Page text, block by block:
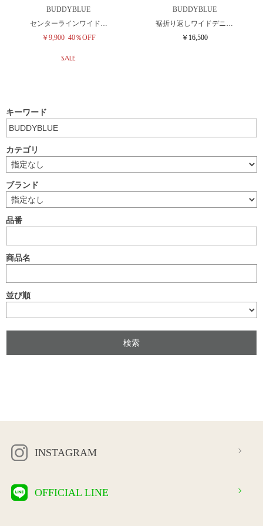
BUDDYBLUE
センターラインワイド…
￥9,900 40％OFF
SALE
BUDDYBLUE
裾折り返しワイドデニ…
￥16,500
キーワード
カテゴリ
ブランド
品番
商品名
並び順
INSTAGRAM
OFFICIAL LINE